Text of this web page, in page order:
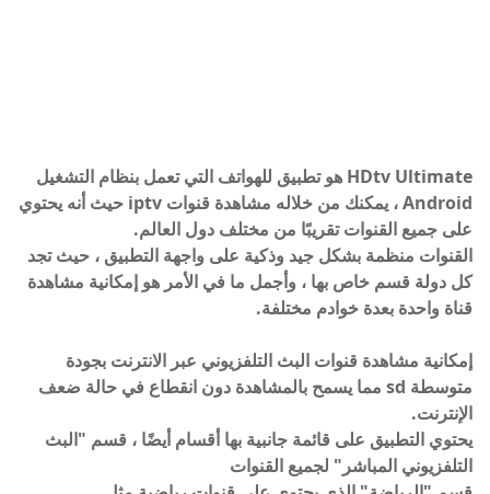
HDtv Ultimate هو تطبيق للهواتف التي تعمل بنظام التشغيل
Android ، يمكنك من خلاله مشاهدة قنوات iptv حيث أنه يحتوي
على جميع القنوات تقريبًا من مختلف دول العالم.
القنوات منظمة بشكل جيد وذكية على واجهة التطبيق ، حيث تجد
كل دولة قسم خاص بها ، وأجمل ما في الأمر هو إمكانية مشاهدة
قناة واحدة بعدة خوادم مختلفة.
إمكانية مشاهدة قنوات البث التلفزيوني عبر الانترنت بجودة
متوسطة sd مما يسمح بالمشاهدة دون انقطاع في حالة ضعف
الإنترنت.
يحتوي التطبيق على قائمة جانبية بها أقسام أيضًا ، قسم "البث
التلفزيوني المباشر" لجميع القنوات